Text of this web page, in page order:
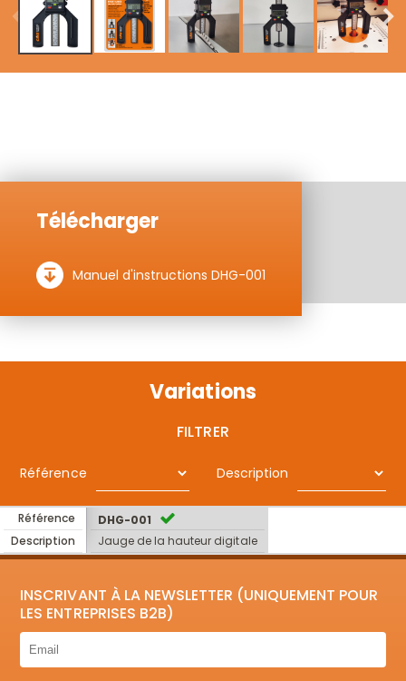
Télécharger
Manuel d'instructions DHG-001
Variations
FILTRER
Référence Description
Référence
Description
DHG-001
Jauge de la hauteur digitale
INSCRIVANT À LA NEWSLETTER (UNIQUEMENT POUR
LES ENTREPRISES B2B)